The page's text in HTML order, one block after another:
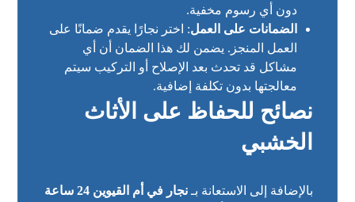
دون أي رسوم مخفية.
الضمانات على العمل: اختر نجارًا يقدم ضمانًا على
العمل المنجز. يضمن لك هذا الضمان أن أي
مشاكل قد تحدث بعد الإصلاح أو التركيب سيتم
معالجتها بدون تكلفة إضافية.
نصائح للحفاظ على الأثاث
الخشبي
بالإضافة إلى الاستعانة بـنجار في أم القيوين 24 ساعة